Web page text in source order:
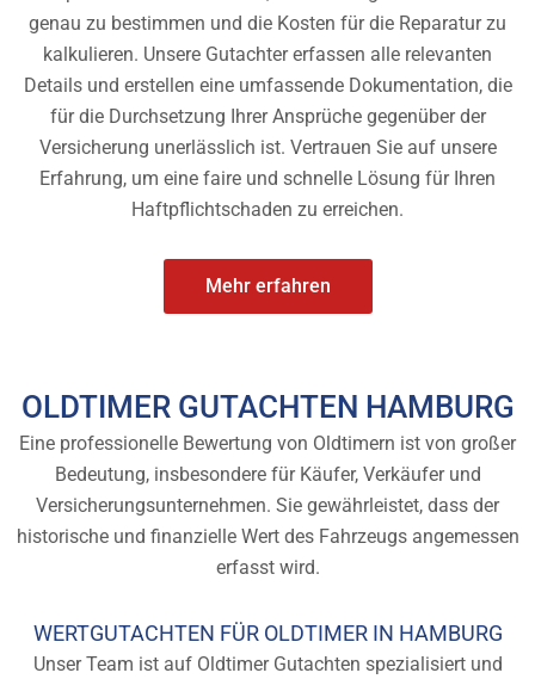
genau zu bestimmen und die Kosten für die Reparatur zu
kalkulieren. Unsere Gutachter erfassen alle relevanten
Details und erstellen eine umfassende Dokumentation, die
für die Durchsetzung Ihrer Ansprüche gegenüber der
Versicherung unerlässlich ist. Vertrauen Sie auf unsere
Erfahrung, um eine faire und schnelle Lösung für Ihren
Haftpflichtschaden zu erreichen.
Mehr erfahren
OLDTIMER GUTACHTEN HAMBURG
Eine professionelle Bewertung von Oldtimern ist von großer
Bedeutung, insbesondere für Käufer, Verkäufer und
Versicherungsunternehmen. Sie gewährleistet, dass der
historische und finanzielle Wert des Fahrzeugs angemessen
erfasst wird.
WERTGUTACHTEN FÜR OLDTIMER IN HAMBURG
Unser Team ist auf Oldtimer Gutachten spezialisiert und